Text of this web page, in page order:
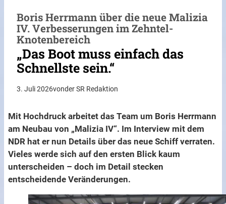
Boris Herrmann über die neue Malizia
IV. Verbesserungen im Zehntel-
Knotenbereich
„Das Boot muss einfach das
Schnellste sein.“
3. Juli 2026vonder SR Redaktion
Mit Hochdruck arbeitet das Team um Boris Herrmann
am Neubau von „Malizia IV“. Im Interview mit dem
NDR hat er nun Details über das neue Schiff verraten.
Vieles werde sich auf den ersten Blick kaum
unterscheiden – doch im Detail stecken
entscheidende Veränderungen.